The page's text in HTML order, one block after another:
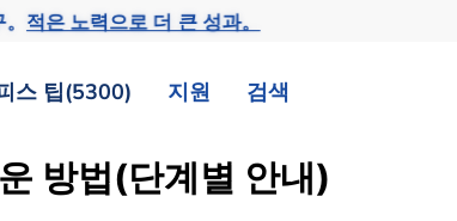
적은 노력으로 더 큰 성과。
스 팁(5300) 지원 검색
방법(단계별 안내)